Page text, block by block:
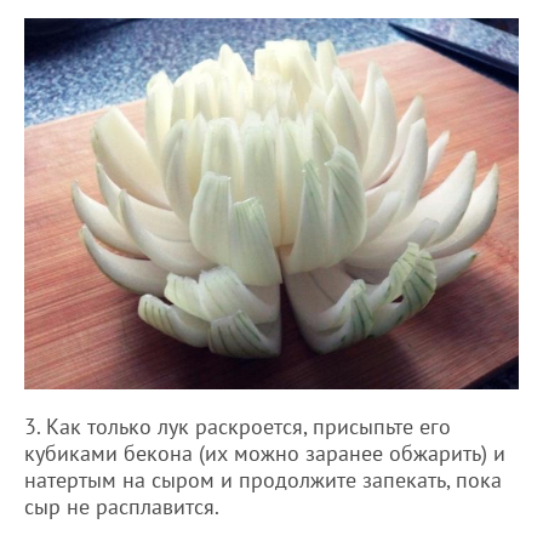
3. Как только лук раскроется, присыпьте его
кубиками бекона (их можно заранее обжарить) и
натертым на сыром и продолжите запекать, пока
сыр не расплавится.